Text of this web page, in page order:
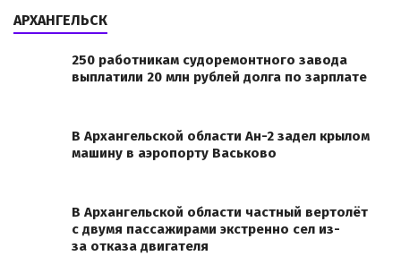
АРХАНГЕЛЬСК
250 работникам судоремонтного завода
выплатили 20 млн рублей долга по зарплате
В Архангельской области Ан-2 задел крылом
машину в аэропорту Васьково
В Архангельской области частный вертолёт
с двумя пассажирами экстренно сел из-
за отказа двигателя